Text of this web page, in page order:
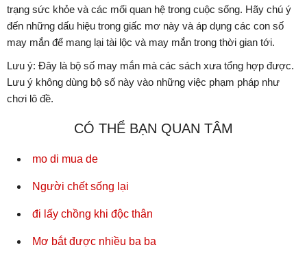
trạng sức khỏe và các mối quan hệ trong cuộc sống. Hãy chú ý
đến những dấu hiệu trong giấc mơ này và áp dụng các con số
may mắn để mang lại tài lộc và may mắn trong thời gian tới.
Lưu ý: Đây là bộ số may mắn mà các sách xưa tổng hợp được.
Lưu ý không dùng bộ số này vào những việc phạm pháp như
chơi lô đề.
CÓ THỂ BẠN QUAN TÂM
mo di mua de
Người chết sống lại
đi lấy chồng khi độc thân
Mơ bắt được nhiều ba ba